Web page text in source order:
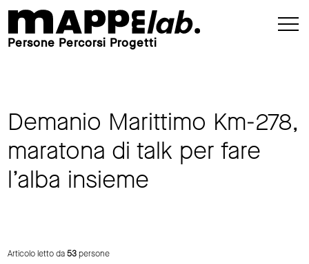
Persone Percorsi Progetti
Demanio Marittimo Km-278,
maratona di talk per fare
l’alba insieme
Articolo letto da53persone